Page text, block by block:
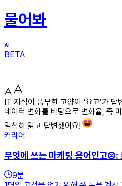
물어봐
BETA
IT 지식이 풍부한 고양이 ‘요고’가
데이터 변화를 바탕으로 변화율, 즉
열심히 읽고 답변했어요!
커리어
무엇에 쓰는 마케팅 용어인고②:
9분